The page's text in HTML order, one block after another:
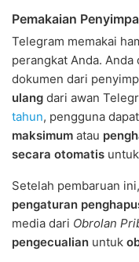
Pemakaian
Telegram memakai
perangkat Anda.
dokumen dari
ulang dari awan
tahun, pengguna
maksimum atau
secara otomatis
Setelah pembaruan
pengaturan
media dari Obrolan
pengecualian untuk